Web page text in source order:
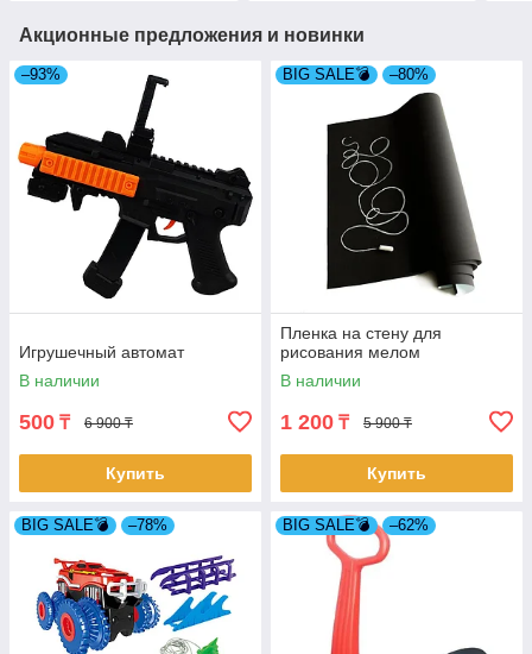
Акционные предложения и новинки
–93%
Игрушечный автомат
В наличии
500 ₸ 6 900 ₸
Купить
BIG SALE💣 –80%
Пленка на стену для
рисования мелом
В наличии
1 200 ₸ 5 900 ₸
Купить
BIG SALE💣 –78% BIG SALE💣 –62%